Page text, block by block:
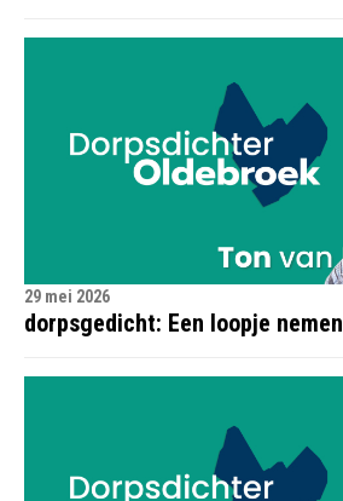
29 mei 2026
dorpsgedicht: Een loopje nemen